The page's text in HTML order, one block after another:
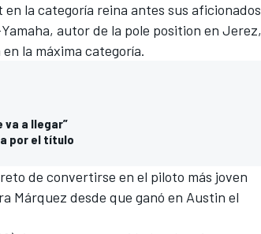
la categoría reina antes sus aficionados
autor de la pole position en Jerez,
la máxima categoría.
va a llegar”
por el título
de convertirse en el piloto más joven
Márquez desde que ganó en Austin el